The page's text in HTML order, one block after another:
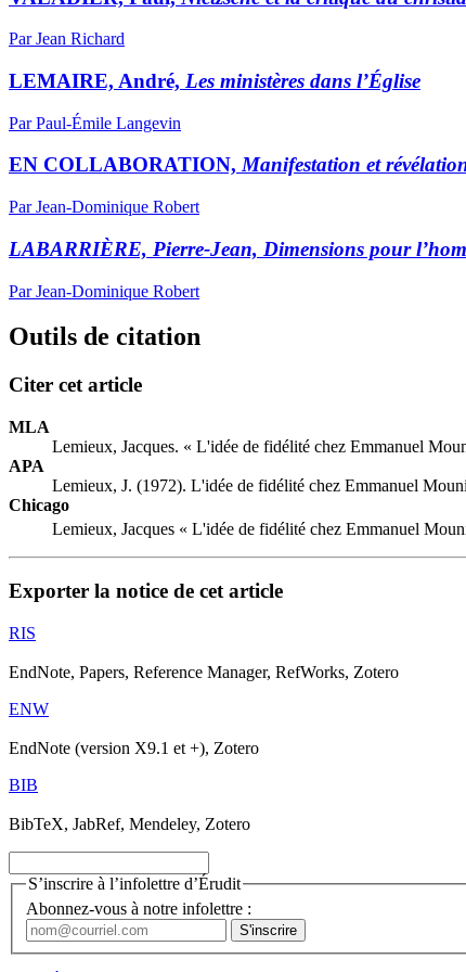
Par Jean Richard
LEMAIRE, André, Les ministères dans l’Église
Par Paul-Émile Langevin
EN COLLABORATION,Manifestation et
Par Jean-Dominique Robert
LABARRIÈRE, Pierre-Jean, Dimensions pour
Par Jean-Dominique Robert
Outils de citation
Citer cet article
MLA
Lemieux, Jacques. « L'idée de fidélité chez Emmanuel
APA
Lemieux, J. (1972). L'idée de fidélité chez Emmanuel
Chicago
Lemieux, Jacques « L'idée de fidélité chez Emmanuel
Exporter la notice de cet article
RIS
EndNote, Papers, Reference Manager, RefWorks, Zotero
ENW
EndNote (version X9.1 et +), Zotero
BIB
BibTeX, JabRef, Mendeley, Zotero
S’inscrire à l’infolettre d’Érudit
Abonnez-vous à notre infolettre :